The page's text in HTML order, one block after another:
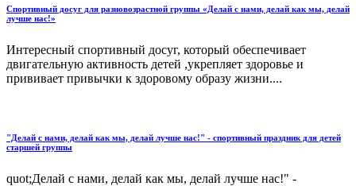
Спортивный досуг для разновозрастной группы «Делай с нами, делай как мы, делай
лучше нас!»
Интересный спортивный досуг, который обеспечивает
двигательную активность детей ,укрепляет здоровье и
прививает привычки к здоровому образу жизни....
"Делай с нами, делай как мы, делай лучше нас!" - спортивный праздник для детей
старшей группы
quot;Делай с нами, делай как мы, делай лучше нас!" -